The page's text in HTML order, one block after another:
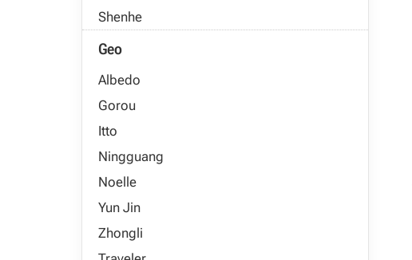
Shenhe
Geo
Albedo
Gorou
Itto
Ningguang
Noelle
Yun Jin
Zhongli